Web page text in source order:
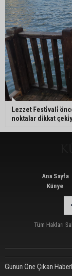
Lezzet Festi̇vali̇
noktalar di̇kkat
Ana Sayfa
Künye
Tüm Hakları
Günün Öne Çıkan